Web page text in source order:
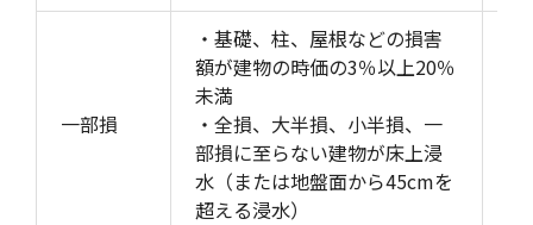
一部損
・基礎、柱、屋根などの損害
額が建物の時価の3％以上20％
未満
・全損、大半損、小半損、一
部損に至らない建物が床上浸
水（または地盤面から45cmを
超える浸水）